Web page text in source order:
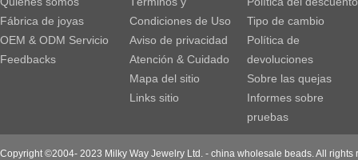
Fábrica de joyas
OEM & ODM Servicio
Feedbacks
Condiciones de Uso
Aviso de privacidad
Atención & Cuidado
Mapa del sitio
Links sitio
Tipo de cambio
Política de
devoluciones
Sobre las quejas
Informes sobre
pruebas
Copyright ©2004- 2023 Milky Way Jewelry Ltd. - china wholesale beads. All rights